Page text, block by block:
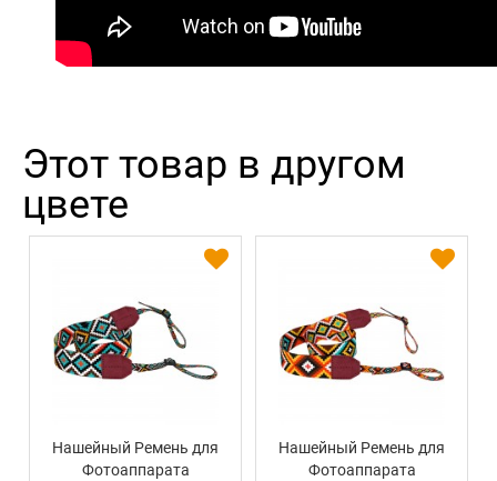
Этот товар в другом
цвете
Нашейный Ремень для
Фотоаппарата
Нашейный Ремень для
Фотоаппарата